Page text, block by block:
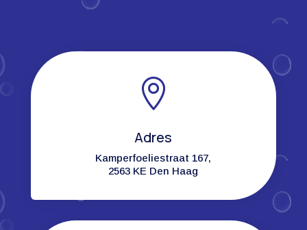

Adres
Kamperfoeliestraat 167,
2563 KE Den Haag